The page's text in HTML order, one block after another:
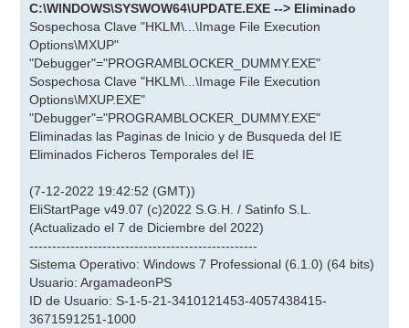
C:\WINDOWS\SYSWOW64\UPDATE.EXE --> Eliminado
Sospechosa Clave "HKLM\...\Image File Execution
Options\MXUP"
"Debugger"="PROGRAMBLOCKER_DUMMY.EXE"
Sospechosa Clave "HKLM\...\Image File Execution
Options\MXUP.EXE"
"Debugger"="PROGRAMBLOCKER_DUMMY.EXE"
Eliminadas las Paginas de Inicio y de Busqueda del IE
Eliminados Ficheros Temporales del IE
(7-12-2022 19:42:52 (GMT))
EliStartPage v49.07 (c)2022 S.G.H. / Satinfo S.L.
(Actualizado el 7 de Diciembre del 2022)
--------------------------------------------------
Sistema Operativo: Windows 7 Professional (6.1.0) (64 bits)
Usuario: ArgamadeonPS
ID de Usuario: S-1-5-21-3410121453-4057438415-
3671591251-1000